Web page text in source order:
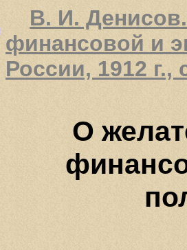
В. И.
финансовой и
России, 1912 г.,
О